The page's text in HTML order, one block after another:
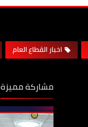
اخبار القطاع العام
مشاركة مميزة